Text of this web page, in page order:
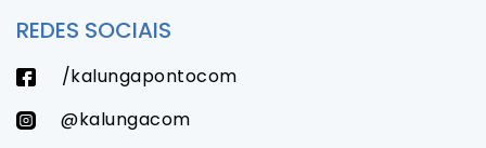
REDES SOCIAIS
/kalungapontocom
@kalungacom